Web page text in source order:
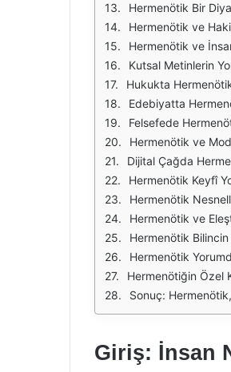
Hermenötik Bir
Hermenötik ve
Hermenötik ve
Kutsal Metinlerin
Hukukta
Edebiyatta
Felsefede
Hermenötik ve
Dijital Çağda
Hermenötik Keyfî
Hermenötik
Hermenötik ve
Hermenötik
Hermenötik
Hermenötiğin Özel
Sonuç:
Giriş: İnsan